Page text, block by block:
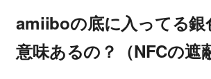
amiiboの底に入ってる銀
意味あるの？（NFCの遮